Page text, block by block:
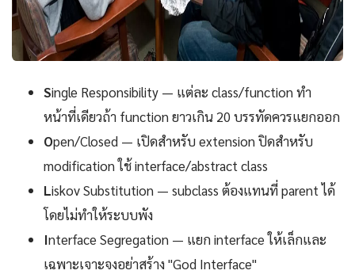
Single Responsibility — แต่ละ class/function ทำ
หน้าที่เดียวถ้า function ยาวเกิน 20 บรรทัดควรแยกออก
Open/Closed — เปิดสำหรับ extension ปิดสำหรับ
modification ใช้ interface/abstract class
Liskov Substitution — subclass ต้องแทนที่ parent ได้
โดยไม่ทำให้ระบบพัง
Interface Segregation — แยก interface ให้เล็กและ
เฉพาะเจาะจงอย่าสร้าง "God Interface"